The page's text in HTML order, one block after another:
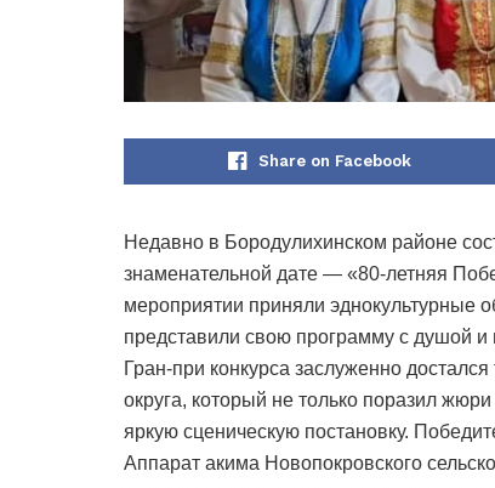
Share on Facebook
Недавно в Бородулихинском районе
знаменательной дате — «80-летняя
мероприятии приняли эднокультурные
представили свою программу с душой и
Гран-при конкурса заслуженно
округа, который не только поразил
яркую сценическую постановку.
Аппарат акима Новопокровского